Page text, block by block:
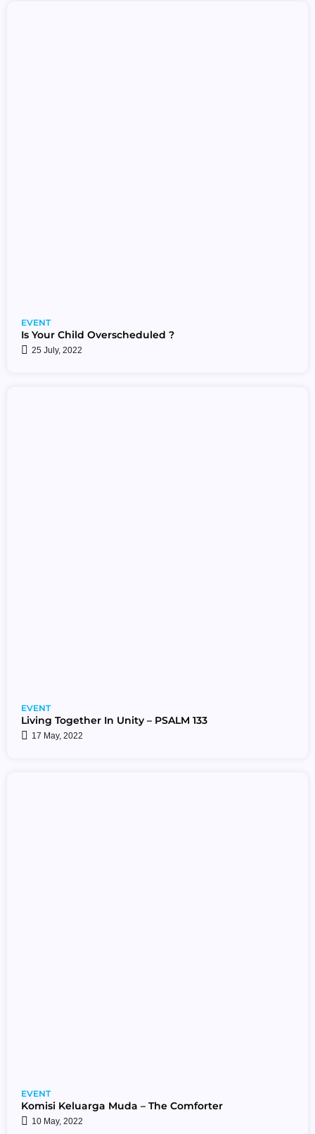
EVENT
Is Your Child Overscheduled ?
25 July, 2022
EVENT
Living Together In Unity – PSALM 133
17 May, 2022
EVENT
Komisi Keluarga Muda – The Comforter
10 May, 2022